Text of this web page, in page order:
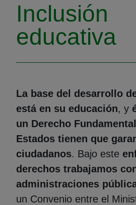
Inclusión
educativa
La base del desarrollo
está en su educación, y
un Derecho
Estados tienen que
ciudadanos. Bajo este
derechos trabajamos
administraciones
un Convenio entre el